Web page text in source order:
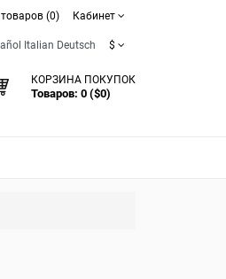
(0) Кабинет
Italian Deutsch $
КОРЗИНА ПОКУПОК
Товаров: 0 ($0)